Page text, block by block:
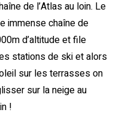
de l’Atlas au loin. Le
immense chaîne de
d’altitude et file
stations de ski et alors
sur les terrasses on
sur la neige au
!